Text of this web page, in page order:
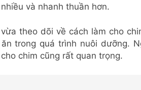
và nhanh thuần hơn.
theo dõi về cách làm cho
trong quá trình nuôi dưỡng.
chim cũng rất quan trọng.